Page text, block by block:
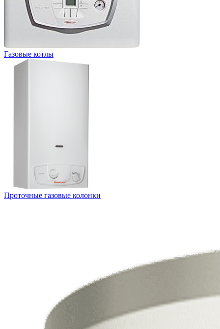
Газовые котлы
Проточные газовые колонки